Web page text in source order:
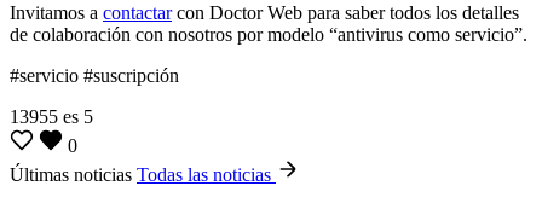
Invitamos a contactarcon Doctor Web para saber todos los detalles
de colaboración con nosotros por modelo “antivirus como servicio”.
#servicio #suscripción
13955 es 5
0
Últimas noticias Todas las noticias